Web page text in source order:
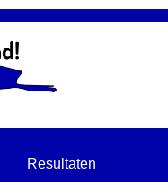
Resultaten